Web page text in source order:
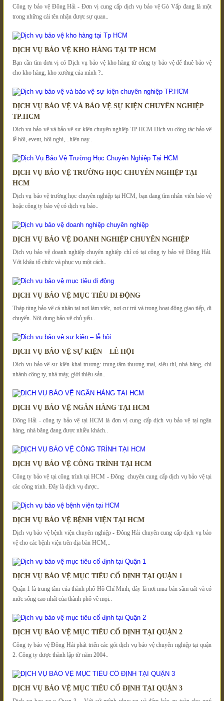
Công ty bảo vệ Đông Hải - Đơn vị cung cấp dịch vụ bảo vệ Gò Vấp đang là một
trong những cái tên nhận được sự quan..
DỊCH VỤ BẢO VỆ KHO HÀNG TẠI TP HCM
Bạn cần tìm đơn vị có Dịch vụ bảo vệ kho hàng từ công ty bảo vệ để thuê bảo vệ
cho kho hàng, kho xưởng của mình ?..
DỊCH VỤ BẢO VỆ VÀ BẢO VỆ SỰ KIỆN CHUYÊN NGHIỆP
TP.HCM
Dịch vụ bảo vệ và bảo vệ sự kiện chuyên nghiệp TP.HCM Dịch vụ công tác bảo vệ
lễ hội, event, hội nghị,...hiện nay..
DỊCH VỤ BẢO VỆ TRƯỜNG HỌC CHUYÊN NGHIỆP TẠI
HCM
Dịch vụ bảo vệ trường học chuyên nghiệp tại HCM, bạn đang tìm nhân viên bảo vệ
hoặc công ty bảo vệ có dịch vụ bảo..
DỊCH VỤ BẢO VỆ DOANH NGHIỆP CHUYÊN NGHIỆP
Dịch vụ bảo vệ doanh nghiệp chuyên nghiệp chỉ có tại công ty bảo vệ Đông Hải.
Với khâu tổ chức và phục vụ một cách..
DỊCH VỤ BẢO VỆ MỤC TIÊU DI ĐỘNG
Tháp tùng bảo vệ cá nhân tại nơi làm việc, nơi cư trú và trong hoạt động giao tiếp, di
chuyển. Nội dung bảo vệ chủ yếu..
DỊCH VỤ BẢO VỆ SỰ KIỆN – LỄ HỘI
Dịch vụ bảo vệ sự kiện khai trương: trung tâm thương mại, siêu thị, nhà hàng, chi
nhánh công ty, nhà máy, giới thiệu sản..
DỊCH VỤ BẢO VỆ NGÂN HÀNG TẠI HCM
Đông Hải - công ty bảo vệ tại HCM là đơn vị cung cấp dịch vụ bảo vệ tại ngân
hàng, nhà băng đang được nhiều khách..
DỊCH VỤ BẢO VỆ CÔNG TRÌNH TẠI HCM
Công ty bảo vệ tại công trình tại HCM - Đông chuyên cung cấp dịch vụ bảo vệ tại
các công trinh. Đây là dịch vụ được..
DỊCH VỤ BẢO VỆ BỆNH VIỆN TẠI HCM
Dịch vụ bảo vệ bệnh viện chuyên nghiệp - Đông Hải chuyên cung cấp dịch vụ bảo
vệ cho các bệnh viện trên địa bàn HCM,..
DỊCH VỤ BẢO VỆ MỤC TIÊU CỐ ĐỊNH TẠI QUẬN 1
Quận 1 là trung tâm của thành phố Hồ Chí Minh, đây là nơi mua bán sầm uất và có
mức sống cao nhất của thành phố về mọi..
DỊCH VỤ BẢO VỆ MỤC TIÊU CỐ ĐỊNH TẠI QUẬN 2
Công ty bảo vệ Đông Hải phát triển các gói dịch vụ bảo vệ chuyên nghiệp tại quận
2. Công ty được thành lập từ năm 2004..
DỊCH VỤ BẢO VỆ MỤC TIÊU CỐ ĐỊNH TẠI QUẬN 3